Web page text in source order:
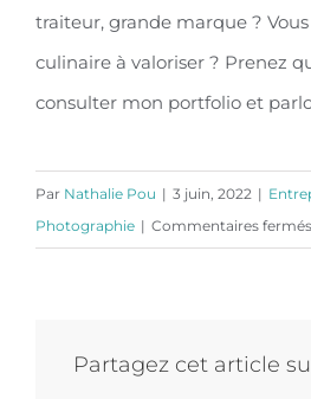
traiteur, grande marque ?
culinaire à valoriser ? Prenez
consulter mon portfolio et
Par Nathalie Pou | 3 juin, 2022 |
Photographie | Commentaires fermés
Partagez cet article